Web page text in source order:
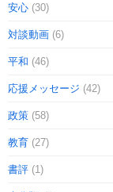
安心 (30)
対談動画 (6)
平和 (46)
応援メッセージ (42)
政策 (58)
教育 (27)
書評 (1)